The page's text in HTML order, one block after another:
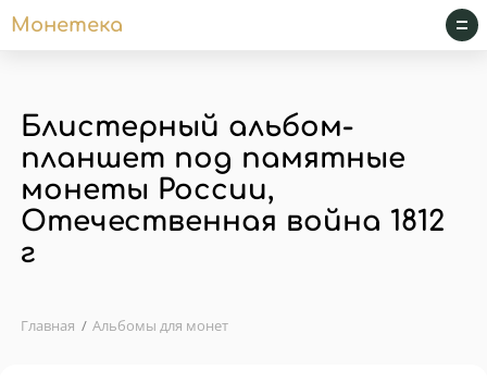
Монетека
Блистерный альбом-
планшет под памятные
монеты России,
Отечественная война 1812
г
Главная Альбомы для монет